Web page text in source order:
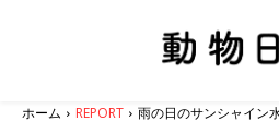
ホーム REPORT 雨の日のサンシャイン